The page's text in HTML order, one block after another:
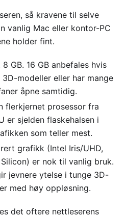
så kravene til selve
vanlig Mac eller kontor-PC
holder fint.
8 GB. 16 GB anbefales hvis
modeller eller har mange
åpne samtidig.
flerkjernet prosessor fra
er sjelden flaskehalsen i
som teller mest.
grafikk (Intel Iris/UHD,
er nok til vanlig bruk.
jevnere ytelse i tunge 3D-
med høy oppløsning.
det oftere nettleserens